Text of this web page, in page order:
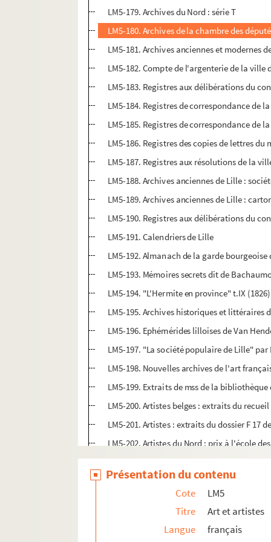
LM5-179. Archives du Nord : série T
LM5-180. Archives de la chambre des
LM5-181. Archives anciennes et modernes
LM5-182. Compte de l'argenterie de la ville
LM5-183. Registres aux délibérations du
LM5-184. Registres de correspondance de
LM5-185. Registres de correspondance de
LM5-186. Registres des copies de lettres du
LM5-187. Registres aux résolutions de la
LM5-188. Archives anciennes de Lille :
LM5-189. Archives anciennes de Lille :
LM5-190. Registres aux délibérations du
LM5-191. Calendriers de Lille
LM5-192. Almanach de la garde bourgeoise
LM5-193. Mémoires secrets dit de
LM5-194. "L'Hermite en province" t.IX (1826)
LM5-195. Archives historiques et littéraires
LM5-196. Ephémérides lilloises de Van
LM5-197. "La société populaire de Lille" par
LM5-198. Nouvelles archives de l'art
LM5-199. Extraits de mss de la bibliothèque
LM5-200. Artistes belges : extraits du
LM5-201. Artistes : extraits du dossier F 17
LM5-202. Artistes du Nord : prix à l'école
LM5-203. Faïenciers lillois
LM5-204. Graveurs
LM5-205. Houleurs figuristes
LM5-206. Peintres lillois
LM5-207. Peintre sur porcelaine lillois
Présentation du contenu
Cote
LM5
Titre
Art et artistes
Langue
français